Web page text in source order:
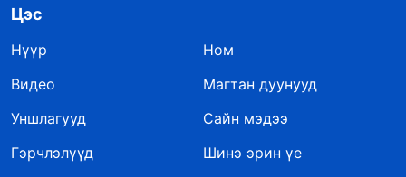
Цэс
Нүүр
Ном
Видео
Магтан дуунууд
Уншлагууд
Сайн мэдээ
Гэрчлэлүүд
Шинэ эрин үе